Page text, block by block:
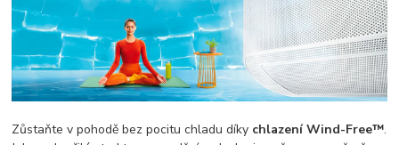
Zůstaňte v pohodě bez pocitu chladu díky chlazení Wind-Free™.